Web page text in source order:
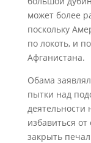
может более
поскольку
по локоть, и
Афганистана.
Обама
пытки над
избавиться
закрыть